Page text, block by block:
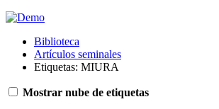
Biblioteca
Artículos seminales
Etiquetas: MIURA
Mostrar nube de etiquetas